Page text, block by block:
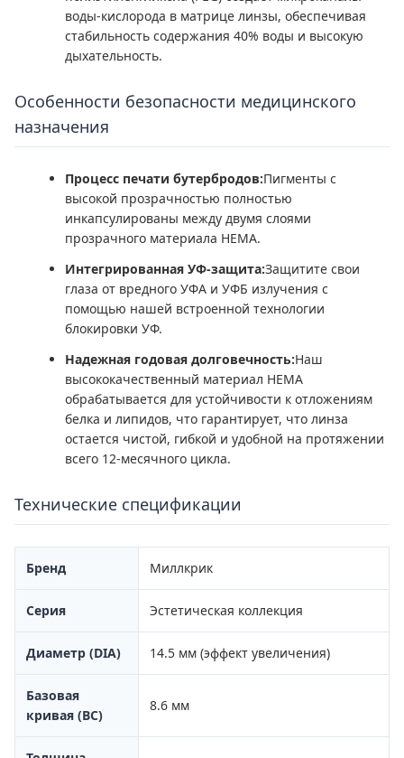
воды-кислорода в матрице линзы, обеспечивая
стабильность содержания 40% воды и высокую
дыхательность.
Особенности безопасности медицинского
назначения
Процесс печати бутербродов:Пигменты с
высокой прозрачностью полностью
инкапсулированы между двумя слоями
прозрачного материала HEMA.
Интегрированная УФ-защита:Защитите свои
глаза от вредного УФА и УФБ излучения с
помощью нашей встроенной технологии
блокировки УФ.
Надежная годовая долговечность:Наш
высококачественный материал HEMA
обрабатывается для устойчивости к отложениям
белка и липидов, что гарантирует, что линза
остается чистой, гибкой и удобной на протяжении
всего 12-месячного цикла.
Технические спецификации
Бренд Миллкрик
Серия Эстетическая коллекция
Диаметр (DIA) 14.5 мм (эффект увеличения)
Базовая
кривая (BC)
8.6 мм